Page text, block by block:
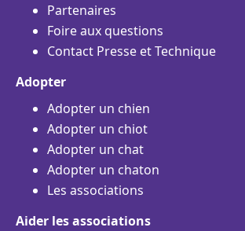
Partenaires
Foire aux questions
Contact Presse et Technique
Adopter
Adopter un chien
Adopter un chiot
Adopter un chat
Adopter un chaton
Les associations
Aider les associations